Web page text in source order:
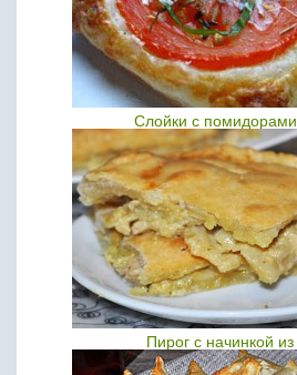
Слойки c
Пирог с начинкой